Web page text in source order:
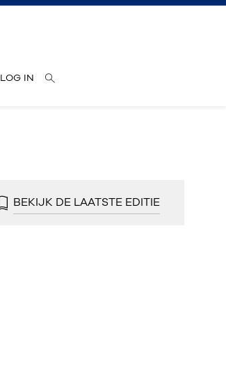
LOG IN
BEKIJK DE LAATSTE EDITIE